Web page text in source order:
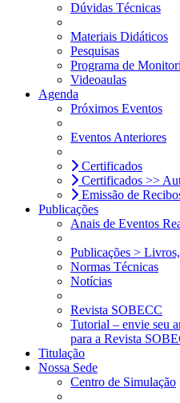
Dúvidas Técnicas
Materiais Didáticos
Pesquisas
Programa de
Videoaulas
Agenda
Próximos Eventos
Eventos Anteriores
Certificados
Certificados >>
Emissão de
Publicações
Anais de Eventos
Publicações >
Normas Técnicas
Notícias
Revista SOBECC
Tutorial – envie seu
para a Revista
Titulação
Nossa Sede
Centro de Simulação